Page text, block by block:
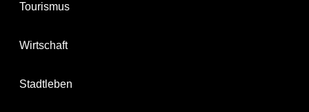
Tourismus
Wirtschaft
Stadtleben